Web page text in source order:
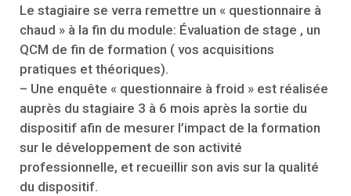
Le stagiaire se verra remettre un « questionnaire à
chaud » à la fin du module: Évaluation de stage , un
QCM de fin de formation ( vos acquisitions
pratiques et théoriques).
– Une enquête « questionnaire à froid » est réalisée
auprès du stagiaire 3 à 6 mois après la sortie du
dispositif afin de mesurer l’impact de la formation
sur le développement de son activité
professionnelle, et recueillir son avis sur la qualité
du dispositif.